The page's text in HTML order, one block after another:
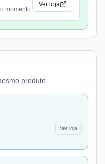
momento
Ver loja
produto.
Ver loja